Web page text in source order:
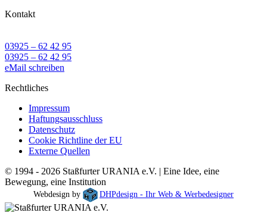
Kontakt
03925 – 62 42 95
03925 – 62 42 95
eMail schreiben
Rechtliches
Impressum
Haftungsausschluss
Datenschutz
Cookie Richtline der EU
Externe Quellen
© 1994 - 2026 Staßfurter URANIA e.V. | Eine Idee, eine
Bewegung, eine Institution
Webdesign by DHPdesign - Ihr Web & Werbedesigner